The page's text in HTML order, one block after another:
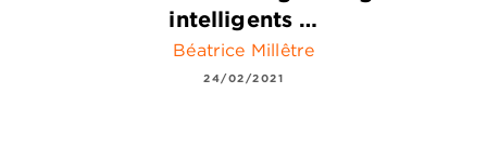
intelligents …
Béatrice Millêtre
24/02/2021